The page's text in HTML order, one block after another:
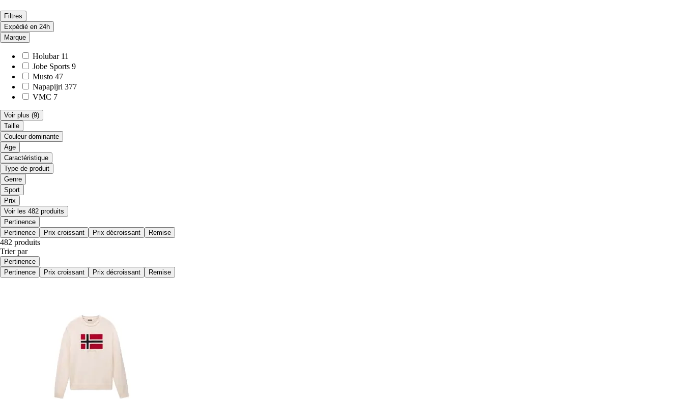
Filtres
Expédié en 24h
Marque
Holubar 11
Jobe Sports 9
Musto 47
Napapijri 377
VMC 7
Voir plus (9)
Taille
Couleur dominante
Age
Caractéristique
Type de produit
Genre
Sport
Prix
Voir les 482 produits
Pertinence
Pertinence
Prix croissant Prix décroissant Remise
482 produits
Trier par
Pertinence
Pertinence
Prix croissant Prix décroissant Remise